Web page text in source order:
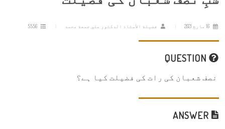
16 مارچ 2021 فضيلة الأستاذ الدكتور علي جمعة محمد 5556
نصف شعبان کی رات کی فضیلت کیا ہے؟